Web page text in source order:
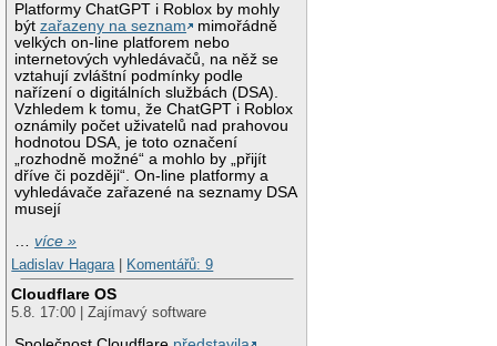
Platformy ChatGPT i Roblox by mohly
býtzařazeny na seznam
mimořádně
velkých on-line platforem nebo
internetových vyhledávačů, na něž se
vztahují zvláštní podmínky podle
nařízení o digitálních službách (DSA).
Vzhledem k tomu, že ChatGPT i Roblox
oznámily počet uživatelů nad prahovou
hodnotou DSA, je toto označení
„rozhodně možné“ a mohlo by „přijít
dříve či později“. On-line platformy a
vyhledávače zařazené na seznamy DSA
musejí
…více »
Ladislav Hagara| Komentářů: 9
Cloudflare OS
5.8. 17:00 | Zajímavý software